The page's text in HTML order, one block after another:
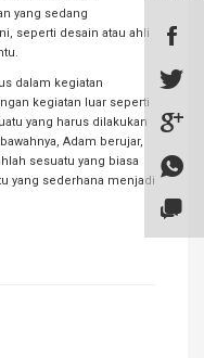
yang sedang
seperti desain atau ahli
dalam kegiatan
kegiatan luar seperti
yang harus dilakukan
Adam berujar,
sesuatu yang biasa
yang sederhana menjadi